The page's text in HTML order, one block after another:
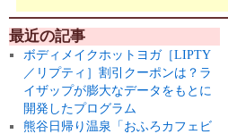
最近の記事
ボディメイクホットヨガ［LIPTY
／リプティ］割引クーポンは？ラ
イザップが膨大なデータをもとに
開発したプログラム
熊谷日帰り温泉「おふろカフェビ